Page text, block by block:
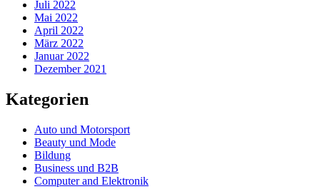
Juli 2022
Mai 2022
April 2022
März 2022
Januar 2022
Dezember 2021
Kategorien
Auto und Motorsport
Beauty und Mode
Bildung
Business und B2B
Computer and Elektronik